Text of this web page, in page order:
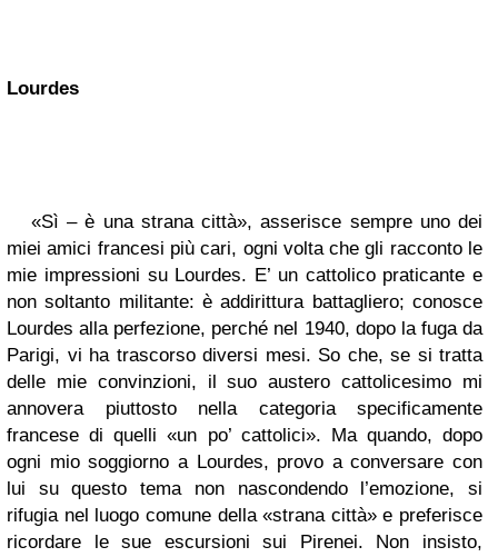
Lourdes
«Sì – è una strana città», asserisce sempre uno dei
miei amici francesi più cari, ogni volta che gli racconto le
mie impressioni su Lourdes. E’ un cattolico praticante e
non soltanto militante: è addirittura battagliero; conosce
Lourdes alla perfezione, perché nel 1940, dopo la fuga da
Parigi, vi ha trascorso diversi mesi. So che, se si tratta
delle mie convinzioni, il suo austero cattolicesimo mi
annovera piuttosto nella categoria specificamente
francese di quelli «un po’ cattolici». Ma quando, dopo
ogni mio soggiorno a Lourdes, provo a conversare con
lui su questo tema non nascondendo l’emozione, si
rifugia nel luogo comune della «strana città» e preferisce
ricordare le sue escursioni sui Pirenei. Non insisto,